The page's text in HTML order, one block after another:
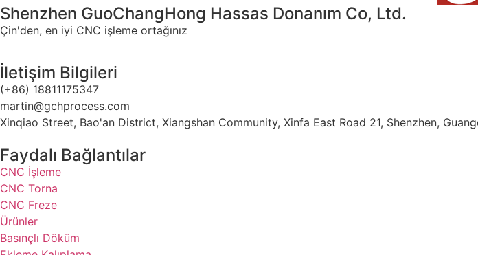
Shenzhen GuoChangHong Hassas Donanım Co, Ltd.
Çin'den, en iyi CNC işleme ortağınız
İletişim Bilgileri
(+86) 18811175347
martin@gchprocess.com
Xinqiao Street, Bao'an District, Xiangshan Community, Xinfa East Road 21, Shenzhen,
Faydalı Bağlantılar
CNC İşleme
CNC Torna
CNC Freze
Ürünler
Basınçlı Döküm